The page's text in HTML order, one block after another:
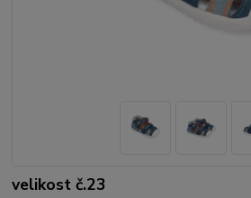
velikost č.23